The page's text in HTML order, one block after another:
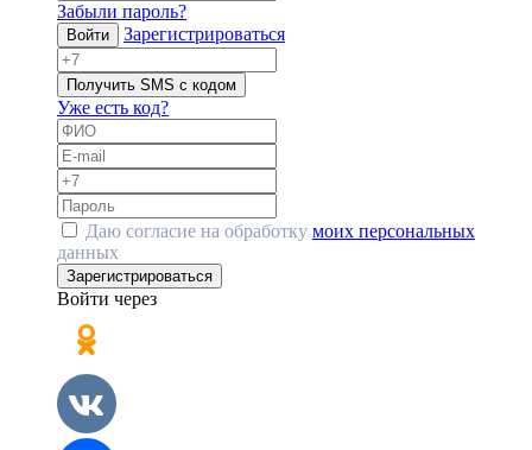
Забыли пароль?
Войти Зарегистрироваться
Получить SMS с кодом
Уже есть код?
Даю согласие на обработку моих персональных
данных
Зарегистрироваться
Войти через